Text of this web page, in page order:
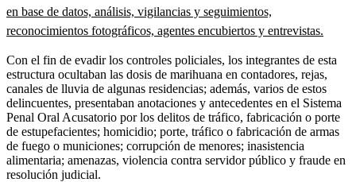
en base de datos, análisis, vigilancias y seguimientos,
reconocimientos fotográficos, agentes encubiertos y entrevistas.
Con el fin de evadir los controles policiales, los integrantes de esta
estructura ocultaban las dosis de marihuana en contadores, rejas,
canales de lluvia de algunas residencias; además, varios de estos
delincuentes, presentaban anotaciones y antecedentes en el Sistema
Penal Oral Acusatorio por los delitos de tráfico, fabricación o porte
de estupefacientes; homicidio; porte, tráfico o fabricación de armas
de fuego o municiones; corrupción de menores; inasistencia
alimentaria; amenazas, violencia contra servidor público y fraude en
resolución judicial.